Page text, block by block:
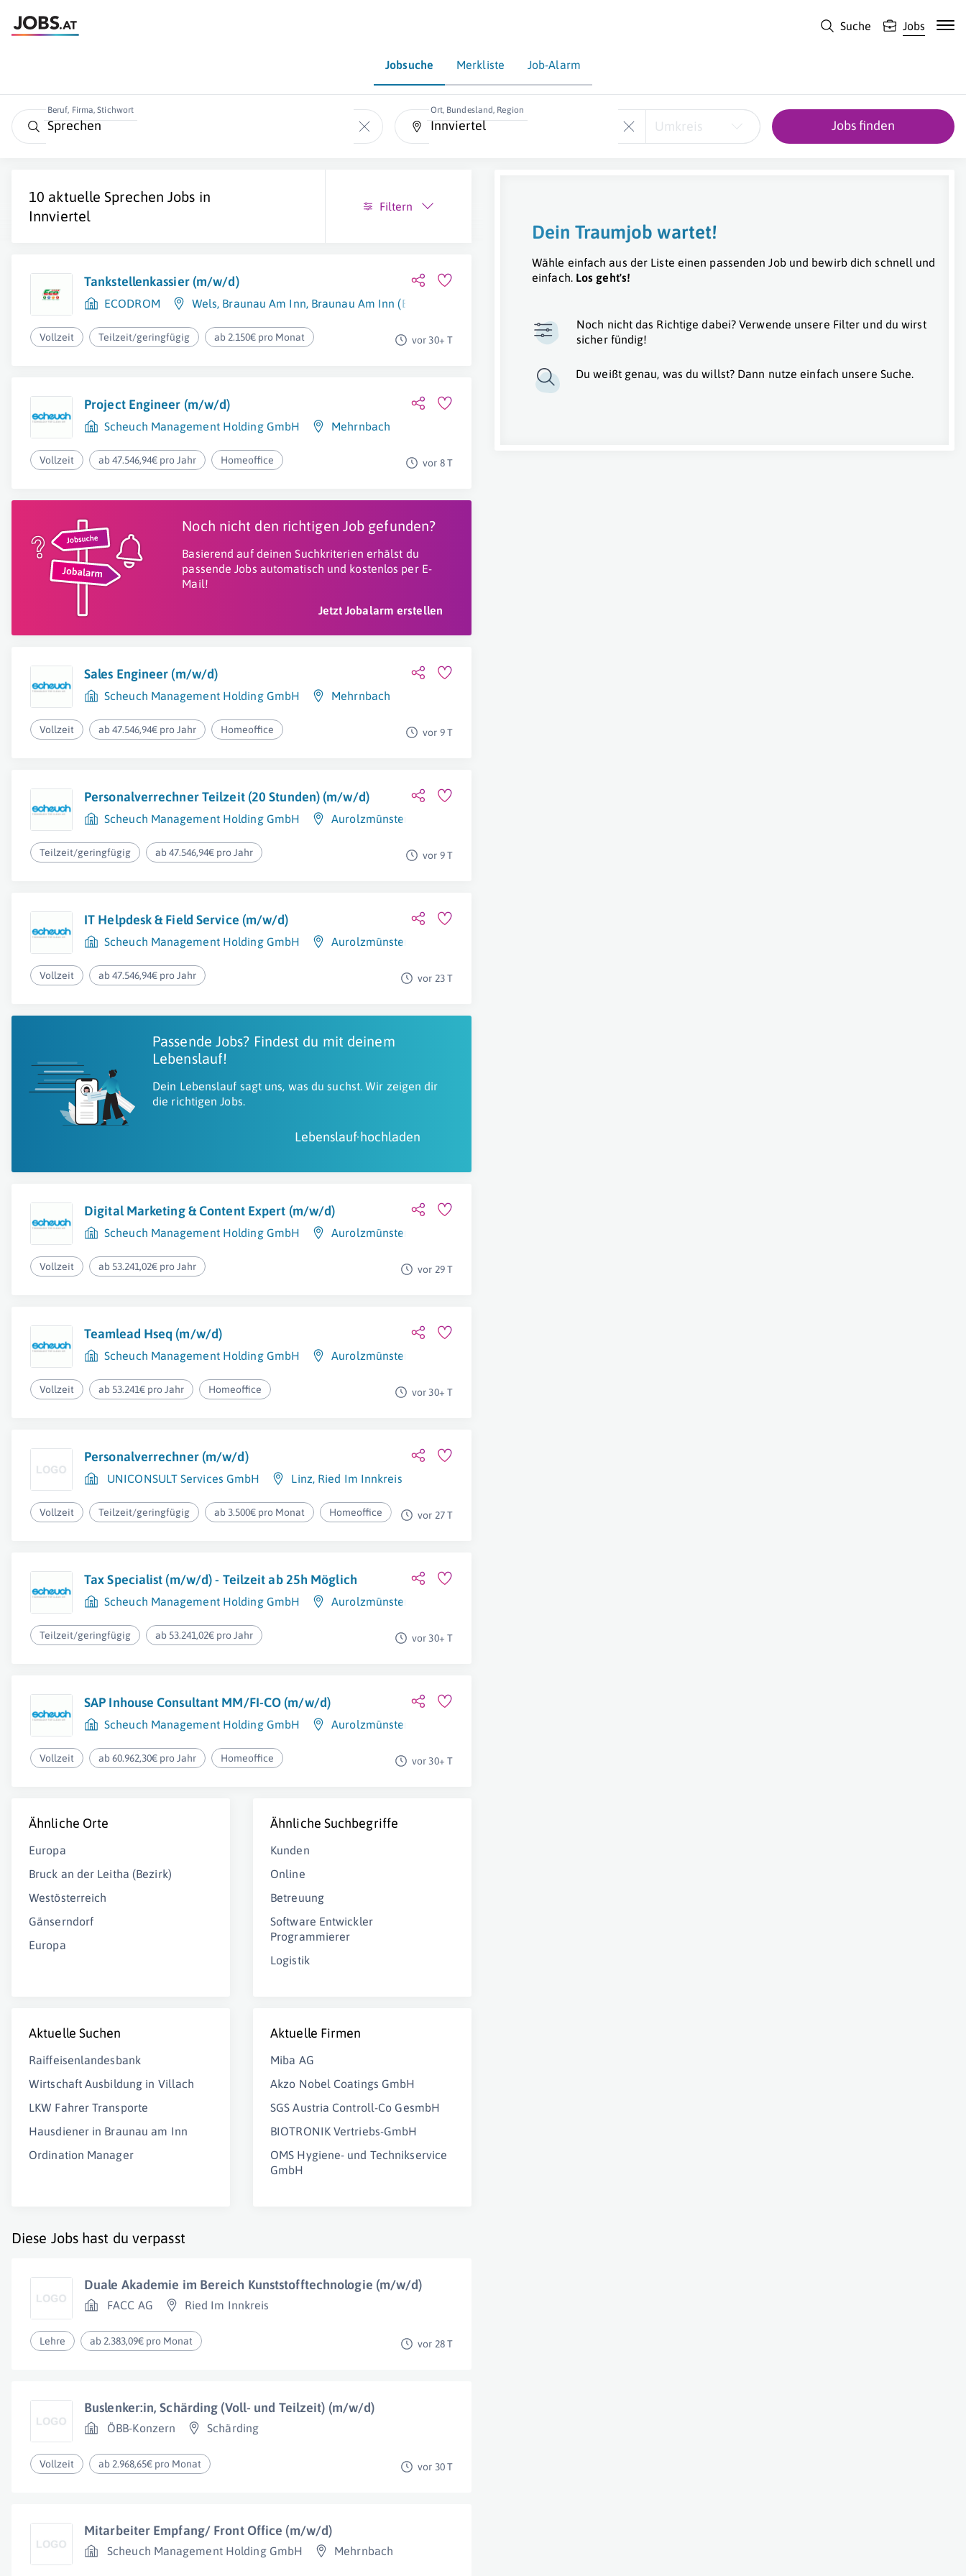
Suche Jobs
Jobsuche Merkliste Job-Alarm
Beruf, Firma, Stichwort Ort, Bundesland, Region
Umkreis Jobs finden
10 aktuelleSprechen Jobs in
Innviertel
Filtern
Tankstellenkassier (m/w/d)
ECODROM Wels, Braunau Am Inn, Braunau Am Inn (Bezirk)
Vollzeit Teilzeit/geringfügig ab 2.150€ pro Monat vor 30+ T
Project Engineer (m/w/d)
Scheuch Management Holding GmbH Mehrnbach
Vollzeit ab 47.546,94€ pro Jahr Homeoffice vor 8 T
Noch nicht den richtigen Job gefunden?
Basierend auf deinen Suchkriterien erhälst du
passende Jobs automatisch und kostenlos per E-
Mail!
Jetzt Jobalarm erstellen
Sales Engineer (m/w/d)
Scheuch Management Holding GmbH Mehrnbach
Vollzeit ab 47.546,94€ pro Jahr Homeoffice vor 9 T
Personalverrechner Teilzeit (20 Stunden) (m/w/d)
Scheuch Management Holding GmbH Aurolzmünster
Teilzeit/geringfügig ab 47.546,94€ pro Jahr vor 9 T
IT Helpdesk & Field Service (m/w/d)
Scheuch Management Holding GmbH Aurolzmünster
Vollzeit ab 47.546,94€ pro Jahr vor 23 T
Passende Jobs? Findest du mit deinem
Lebenslauf!
Dein Lebenslauf sagt uns, was du suchst. Wir zeigen dir
die richtigen Jobs.
Lebenslauf hochladen
Digital Marketing & Content Expert (m/w/d)
Scheuch Management Holding GmbH Aurolzmünster
Vollzeit ab 53.241,02€ pro Jahr vor 29 T
Teamlead Hseq (m/w/d)
Scheuch Management Holding GmbH Aurolzmünster
Vollzeit ab 53.241€ pro Jahr Homeoffice vor 30+ T
Personalverrechner (m/w/d)
UNICONSULT Services GmbH Linz, Ried Im Innkreis
Vollzeit Teilzeit/geringfügig ab 3.500€ pro Monat Homeoffice vor 27 T
Tax Specialist (m/w/d) - Teilzeit ab 25h Möglich
Scheuch Management Holding GmbH Aurolzmünster
Teilzeit/geringfügig ab 53.241,02€ pro Jahr vor 30+ T
SAP Inhouse Consultant MM/FI-CO (m/w/d)
Scheuch Management Holding GmbH Aurolzmünster
Vollzeit ab 60.962,30€ pro Jahr Homeoffice vor 30+ T
Ähnliche Orte
Europa
Bruck an der Leitha (Bezirk)
Westösterreich
Gänserndorf
Europa
Ähnliche Suchbegriffe
Kunden
Online
Betreuung
Software Entwickler
Programmierer
Logistik
Aktuelle Suchen
Raiffeisenlandesbank
Wirtschaft Ausbildung in Villach
LKW Fahrer Transporte
Hausdiener in Braunau am Inn
Ordination Manager
Aktuelle Firmen
Miba AG
Akzo Nobel Coatings GmbH
SGS Austria Controll-Co GesmbH
BIOTRONIK Vertriebs-GmbH
OMS Hygiene- und Technikservice
GmbH
Diese Jobs hast du verpasst
Duale Akademie im Bereich Kunststofftechnologie (m/w/d)
FACC AG Ried Im Innkreis
Lehre ab 2.383,09€ pro Monat vor 28 T
Buslenker:in, Schärding (Voll- und Teilzeit) (m/w/d)
ÖBB-Konzern Schärding
Vollzeit ab 2.968,65€ pro Monat vor 30 T
Mitarbeiter Empfang/ Front Office (m/w/d)
Scheuch Management Holding GmbH Mehrnbach
Dein Traumjob wartet!
Wähle einfach aus der Liste einen passenden Job und bewirb dich schnell und
einfach. Los geht's!
Noch nicht das Richtige dabei? Verwende unsere Filter und du wirst
sicher fündig!
Du weißt genau, was du willst? Dann nutze einfach unsere Suche.